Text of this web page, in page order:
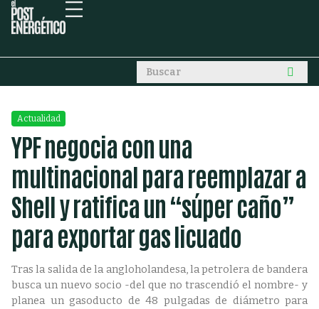
Actualidad
YPF negocia con una
multinacional para reemplazar a
Shell y ratifica un “súper caño”
para exportar gas licuado
Tras la salida de la angloholandesa, la petrolera de bandera
busca un nuevo socio -del que no trascendió el nombre- y
planea un gasoducto de 48 pulgadas de diámetro para